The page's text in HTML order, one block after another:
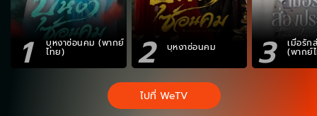
1 บุหงาซ่อนคม (พากย์
ไทย) 2 บุหงาซ่อนคม 3 เมื่อรัก
(พากย์
ไปที่ WeTV